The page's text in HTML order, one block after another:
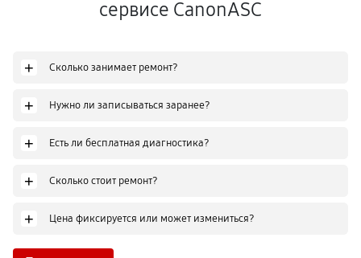
сервисе CanonASC
+ Сколько занимает ремонт?
+ Нужно ли записываться заранее?
+ Есть ли бесплатная диагностика?
+ Сколько стоит ремонт?
+ Цена фиксируется или может измениться?